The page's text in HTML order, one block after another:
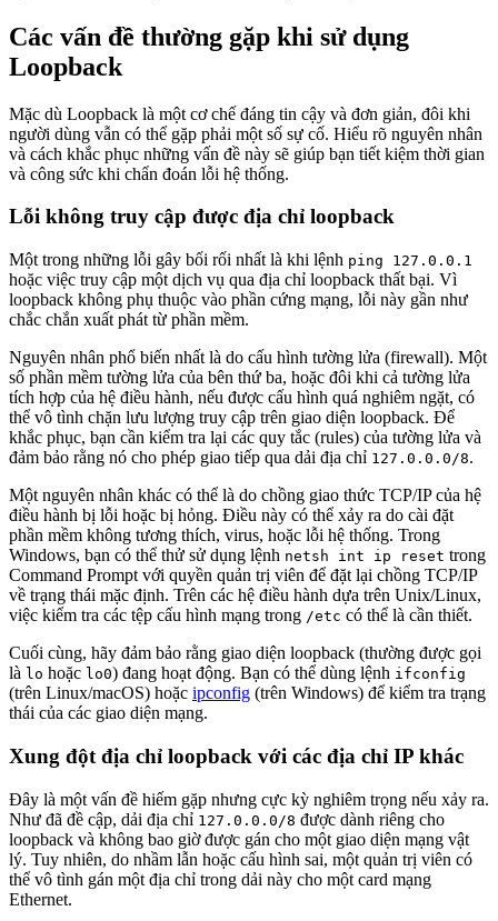
Các vấn đề thường gặp khi sử dụng
Loopback
Mặc dù Loopback là một cơ chế đáng tin cậy và đơn giản, đôi khi
người dùng vẫn có thể gặp phải một số sự cố. Hiểu rõ nguyên nhân
và cách khắc phục những vấn đề này sẽ giúp bạn tiết kiệm thời gian
và công sức khi chẩn đoán lỗi hệ thống.
Lỗi không truy cập được địa chỉ loopback
Một trong những lỗi gây bối rối nhất là khi lệnh ping 127.0.0.1
hoặc việc truy cập một dịch vụ qua địa chỉ loopback thất bại. Vì
loopback không phụ thuộc vào phần cứng mạng, lỗi này gần như
chắc chắn xuất phát từ phần mềm.
Nguyên nhân phổ biến nhất là do cấu hình tường lửa (firewall). Một
số phần mềm tường lửa của bên thứ ba, hoặc đôi khi cả tường lửa
tích hợp của hệ điều hành, nếu được cấu hình quá nghiêm ngặt, có
thể vô tình chặn lưu lượng truy cập trên giao diện loopback. Để
khắc phục, bạn cần kiểm tra lại các quy tắc (rules) của tường lửa và
đảm bảo rằng nó cho phép giao tiếp qua dải địa chỉ 127.0.0.0/8.
Một nguyên nhân khác có thể là do chồng giao thức TCP/IP của hệ
điều hành bị lỗi hoặc bị hỏng. Điều này có thể xảy ra do cài đặt
phần mềm không tương thích, virus, hoặc lỗi hệ thống. Trong
Windows, bạn có thể thử sử dụng lệnh netsh int ip reset trong
Command Prompt với quyền quản trị viên để đặt lại chồng TCP/IP
về trạng thái mặc định. Trên các hệ điều hành dựa trên Unix/Linux,
việc kiểm tra các tệp cấu hình mạng trong /etc có thể là cần thiết.
Cuối cùng, hãy đảm bảo rằng giao diện loopback (thường được gọi
là lo hoặc lo0) đang hoạt động. Bạn có thể dùng lệnh ifconfig
(trên Linux/macOS) hoặc ipconfig (trên Windows) để kiểm tra trạng
thái của các giao diện mạng.
Xung đột địa chỉ loopback với các địa chỉ IP khác
Đây là một vấn đề hiếm gặp nhưng cực kỳ nghiêm trọng nếu xảy ra.
Như đã đề cập, dải địa chỉ 127.0.0.0/8 được dành riêng cho
loopback và không bao giờ được gán cho một giao diện mạng vật
lý. Tuy nhiên, do nhầm lẫn hoặc cấu hình sai, một quản trị viên có
thể vô tình gán một địa chỉ trong dải này cho một card mạng
Ethernet.